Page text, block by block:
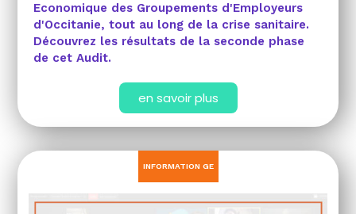
Economique des Groupements d'Employeurs
d'Occitanie, tout au long de la crise sanitaire.
Découvrez les résultats de la seconde phase
de cet Audit.
en savoir plus
INFORMATION GE